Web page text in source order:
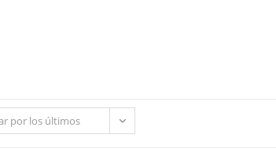
por los últimos